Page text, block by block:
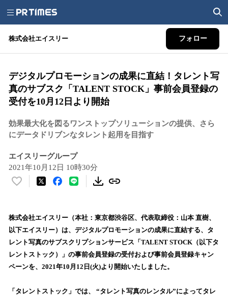
株式会社エイスリー フォロー
デジタルプロモーションの成果に直結！タレント写
真のサブスク「TALENT STOCK」事前会員登録の
受付を10月12日より開始
効果最大化を図るワンストップソリューションの提供、さら
にデータドリブンなタレント起用を目指す
エイスリーグループ
2021年10月12日 10時30分
い
！
数
を
読
込
中
株式会社エイスリー（本社：東京都渋谷区、代表取締役：山本 直樹、
以下エイスリー）は、デジタルプロモーションの成果に直結する、タ
レント写真のサブスクリプションサービス「TALENT STOCK（以下タ
レントストック）」の事前会員登録の受付および事前会員登録キャン
ペーンを、2021年10月12日(火)より開始いたしました。
「タレントストック」では、 “タレント写真のレンタル”によってタレ